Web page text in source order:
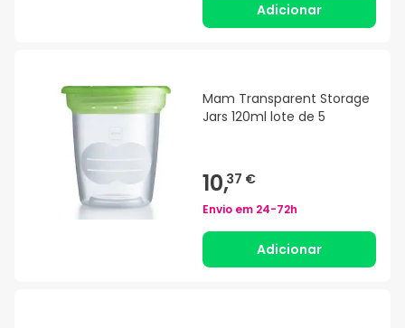
Adicionar
Mam Transparent Storage
Jars 120ml lote de 5
10,37 €
Envio em 24-72h
Adicionar